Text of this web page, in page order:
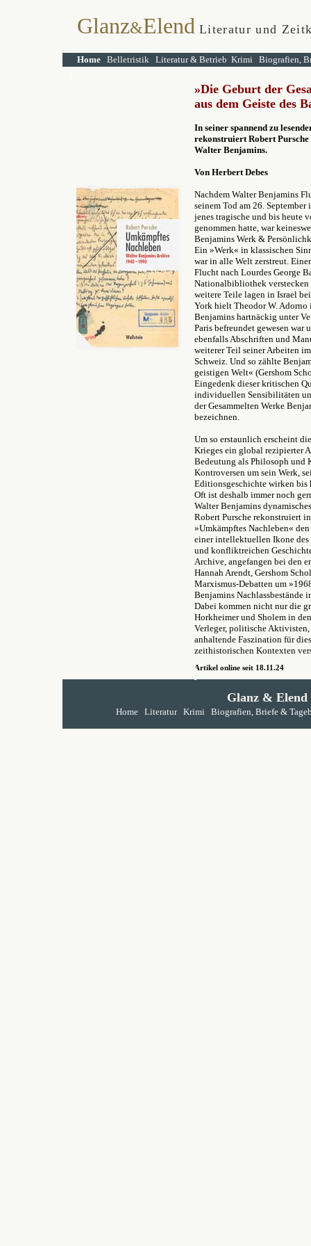
Glanz&Elend Literatur und
Home Belletristik Literatur & Betrieb Krimi Biografien,
»Die Geburt der
aus dem Geiste des
In seiner spannend zu
rekonstruiertRobert Pursche
Walter Benjamins.
Von Herbert Debes
Nachdem Walter Benjamins
seinem Tod am 26.
jenes tragische und bis heute
genommen hatte, war
Benjamins Werk &
Ein »Werk« in klassischen
war in alle Welt zerstreut.
Flucht nach Lourdes George
Nationalbibliothek
weitere Teile lagen in Israel
York hielt Theodor W.
Benjamins hartnäckig unter
Paris befreundet gewesen
ebenfalls Abschriften und
weiterer Teil seiner Arbeiten
Schweiz. Und so zählte
geistigen Welt« (Gershom
Eingedenk dieser kritischen
individuellen Sensibilitäten
der Gesammelten Werke
bezeichnen.
Um so erstaunlich erscheint
Krieges ein global rezipierter
Bedeutung als Philosoph und
Kontroversen um sein Werk,
Editionsgeschichte wirken bis
Oft ist deshalb immer noch
Walter Benjamins
Robert Pursche rekonstruiert
»Umkämpftes Nachleben«
einer intellektuellen Ikone des
und konfliktreichen
Archive, angefangen bei den
Hannah Arendt, Gershom
Marxismus-Debatten um
Benjamins Nachlassbestände
Dabei kommen nicht nur die
Horkheimer und Sholem in
Verleger, politische
anhaltende Faszination für
zeithistorischen Kontexten
Artikel online seit 18.11.24
Glanz & Elend
Home Literatur Krimi Biografien, Briefe &